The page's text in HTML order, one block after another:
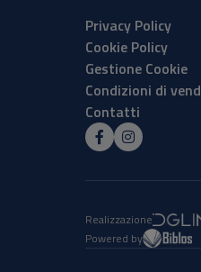
Privacy Policy
Cookie Policy
Gestione Cookie
Condizioni di
Contatti
Realizzazione
Powered by